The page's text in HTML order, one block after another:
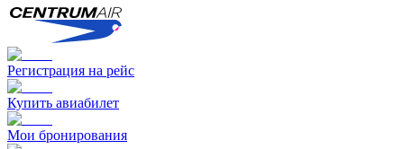
Регистрация на рейс
Купить авиабилет
Мои бронирования